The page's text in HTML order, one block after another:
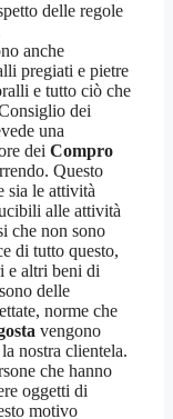
delle regole
anche
pregiati e pietre
e tutto ciò che
dei
una
dei Compro
Questo
sia le attività
alle attività
che non sono
di tutto questo,
e altri beni di
delle
norme che
vengono
nostra clientela.
che hanno
oggetti di
motivo